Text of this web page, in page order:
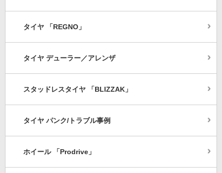
タイヤ 「REGNO」
タイヤ デューラー／アレンザ
スタッドレスタイヤ 「BLIZZAK」
タイヤ パンク/トラブル事例
ホイール 「Prodrive」